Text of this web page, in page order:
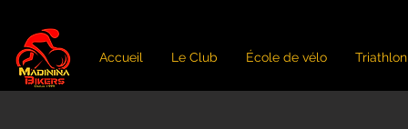
Accueil Le Club École de vélo Triathlon